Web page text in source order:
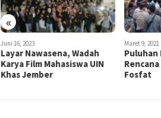
«
Juni 16, 2023
Layar Nawasena, Wadah
Karya Film Mahasiswa UIN
Khas Jember
Maret 9, 2021
Puluhan
Fosfat